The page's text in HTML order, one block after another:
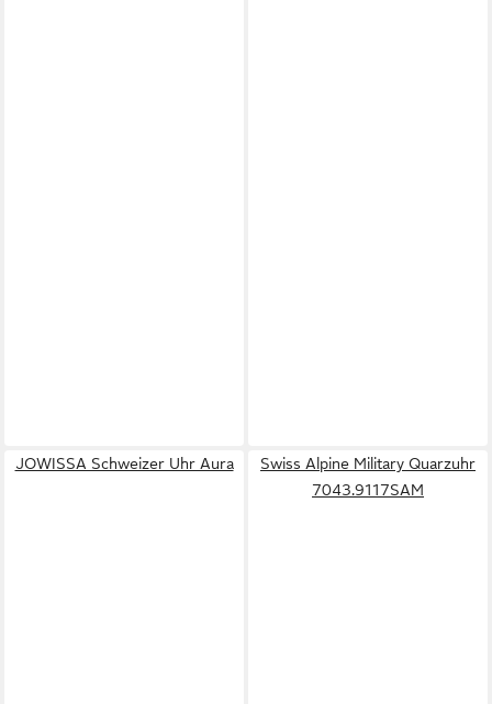
JOWISSA Schweizer Uhr Aura
Swiss Alpine Military Quarzuhr
7043.9117SAM